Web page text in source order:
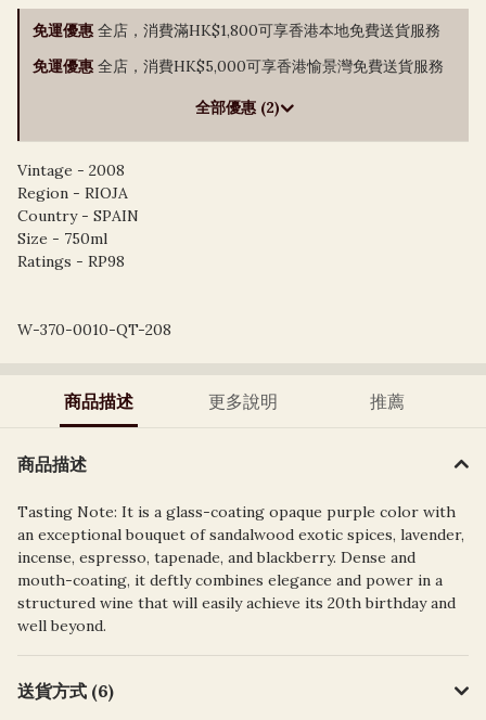
免運優惠 全店，消費滿HK$1,800可享香港本地免費送貨服務
免運優惠 全店，消費HK$5,000可享香港愉景灣免費送貨服務
全部優惠 (2)
Vintage - 2008
Region - RIOJA
Country - SPAIN
Size - 750ml
Ratings - RP98
W-370-0010-QT-208
商品描述 更多說明 推薦
商品描述
Tasting Note: It is a glass-coating opaque purple color with
an exceptional bouquet of sandalwood exotic spices, lavender,
incense, espresso, tapenade, and blackberry. Dense and
mouth-coating, it deftly combines elegance and power in a
structured wine that will easily achieve its 20th birthday and
well beyond.
送貨方式 (6)